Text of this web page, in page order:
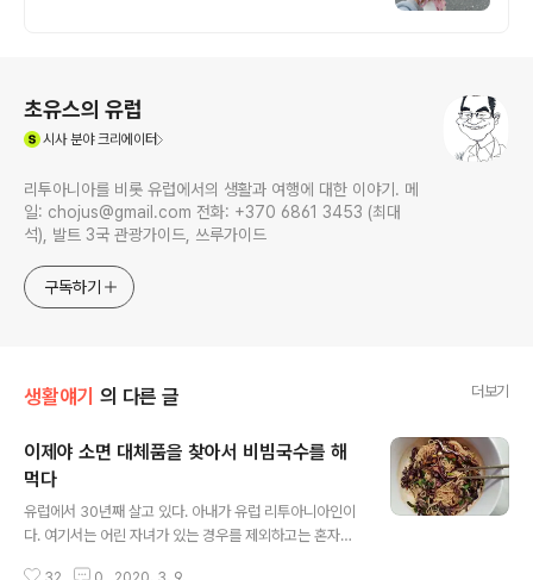
초유스의 유럽
시사분야 크리에이터
리투아니아를 비롯 유럽에서의 생활과 여행에 대한 이야기. 메
일: chojus@gmail.com 전화: +370 6861 3453 (최대
석), 발트 3국 관광가이드, 쓰루가이드
구독하기
생활얘기 의 다른 글 더보기
이제야 소면 대체품을 찾아서 비빔국수를 해
먹다
유럽에서 30년째 살고 있다. 아내가 유럽 리투아니아인이
다. 여기서는 어린 자녀가 있는 경우를 제외하고는 혼자서